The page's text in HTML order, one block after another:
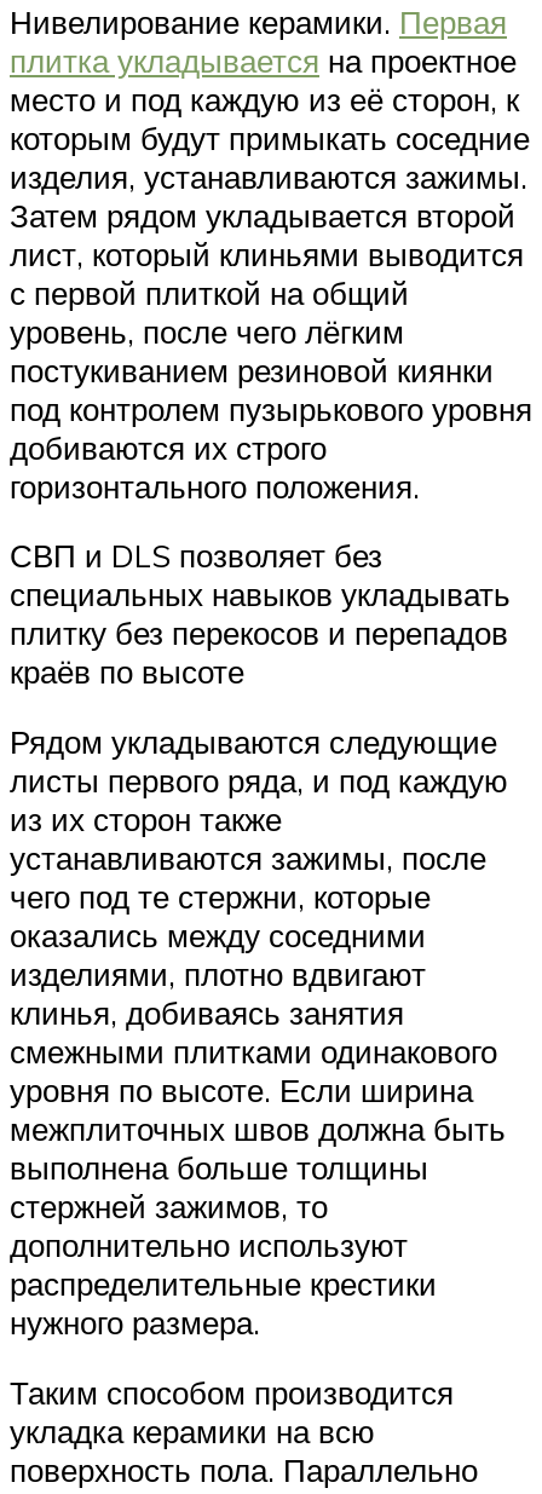
Нивелирование керамики. Первая
плитка укладывается на проектное
место и под каждую из её сторон, к
которым будут примыкать соседние
изделия, устанавливаются зажимы.
Затем рядом укладывается второй
лист, который клиньями выводится
с первой плиткой на общий
уровень, после чего лёгким
постукиванием резиновой киянки
под контролем пузырькового уровня
добиваются их строго
горизонтального положения.
СВП и DLS позволяет без
специальных навыков укладывать
плитку без перекосов и перепадов
краёв по высоте
Рядом укладываются следующие
листы первого ряда, и под каждую
из их сторон также
устанавливаются зажимы, после
чего под те стержни, которые
оказались между соседними
изделиями, плотно вдвигают
клинья, добиваясь занятия
смежными плитками одинакового
уровня по высоте. Если ширина
межплиточных швов должна быть
выполнена больше толщины
стержней зажимов, то
дополнительно используют
распределительные крестики
нужного размера.
Таким способом производится
укладка керамики на всю
поверхность пола. Параллельно